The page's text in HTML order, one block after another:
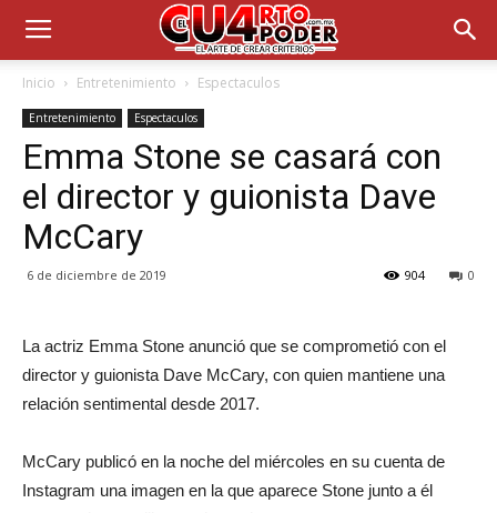
Inicio Entretenimiento Espectaculos
Entretenimiento Espectaculos
Emma Stone se casará con
el director y guionista Dave
McCary
6 de diciembre de 2019 0
904
La actriz Emma Stone anunció que se comprometió con el
director y guionista Dave McCary, con quien mantiene una
relación sentimental desde 2017.
McCary publicó en la noche del miércoles en su cuenta de
Instagram una imagen en la que aparece Stone junto a él